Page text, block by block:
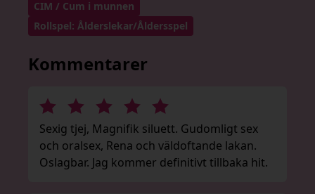
CIM / Cum i munnen
Rollspel: Ålderslekar/Åldersspel
Kommentarer
Sexig tjej, Magnifik siluett. Gudomligt sex
och oralsex, Rena och väldoftande lakan.
Oslagbar. Jag kommer definitivt tillbaka hit.